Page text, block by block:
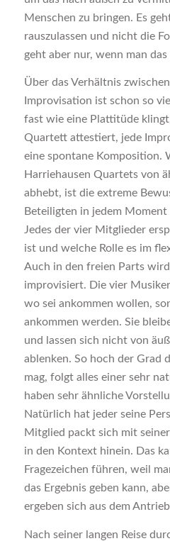
Menschen zu bringen. Es
rauszulassen und nicht die
geht aber nur, wenn man
Über das Verhältnis
Improvisation ist schon so
fast wie eine Plattitüde
Quartett attestiert, jede
eine spontane Komposition.
Harriehausen Quartets von
abhebt, ist die extreme
Beteiligten in jedem Moment
Jedes der vier Mitglieder
ist und welche Rolle es im
Auch in den freien Parts wird
improvisiert. Die vier
wo sei ankommen wollen,
ankommen werden. Sie
und lassen sich nicht von
ablenken. So hoch der Grad
mag, folgt alles einer sehr
haben sehr ähnliche
Natürlich hat jeder seine
Mitglied packt sich mit
in den Kontext hinein. Das
Fragezeichen führen, weil
das Ergebnis geben kann,
ergeben sich aus dem
Nach seiner langen Reise